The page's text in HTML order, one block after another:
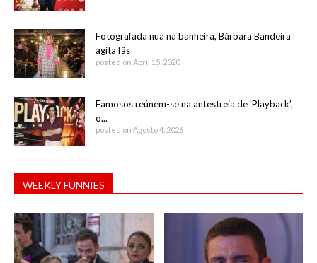
Fotografada nua na banheira, Bárbara Bandeira
agita fãs
posted on Abril 15, 2020
Famosos reúnem-se na antestreia de ‘Playback’,
o...
posted on Agosto 4, 2026
WEEKLY FUNNIES